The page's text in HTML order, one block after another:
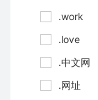
.work
.love
.中文网
.网址